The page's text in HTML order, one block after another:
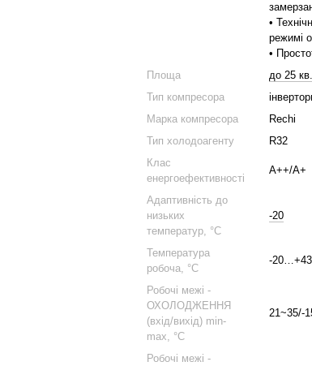
•
режимі
•
Площа
до 25
Тип компресора
Марка компресора
Rechi
Тип холодоагенту
R32
Клас
енергоефективності
A++/А+
Адаптивність до
низьких
температур, °С
-20
Температура
робоча, °С
-20…+43
Робочі межі -
ОХОЛОДЖЕННЯ
(вхід/вихід) min-
max, °С
21~35/-
Робочі межі -